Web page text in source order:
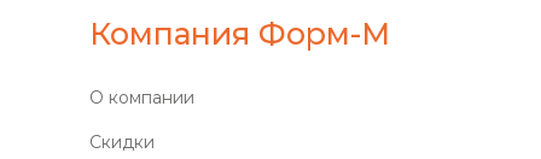
Компания Форм-М
О компании
Скидки